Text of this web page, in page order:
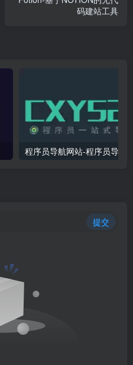
码建站工具
提交